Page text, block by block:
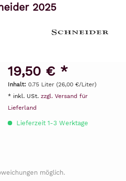
2025
19,50 € *
Inhalt: 0.75 Liter (26,00 €/Liter)
* inkl. USt. zzgl. Versand für
Lieferland
Lieferzeit 1-3 Werktage
möglich.